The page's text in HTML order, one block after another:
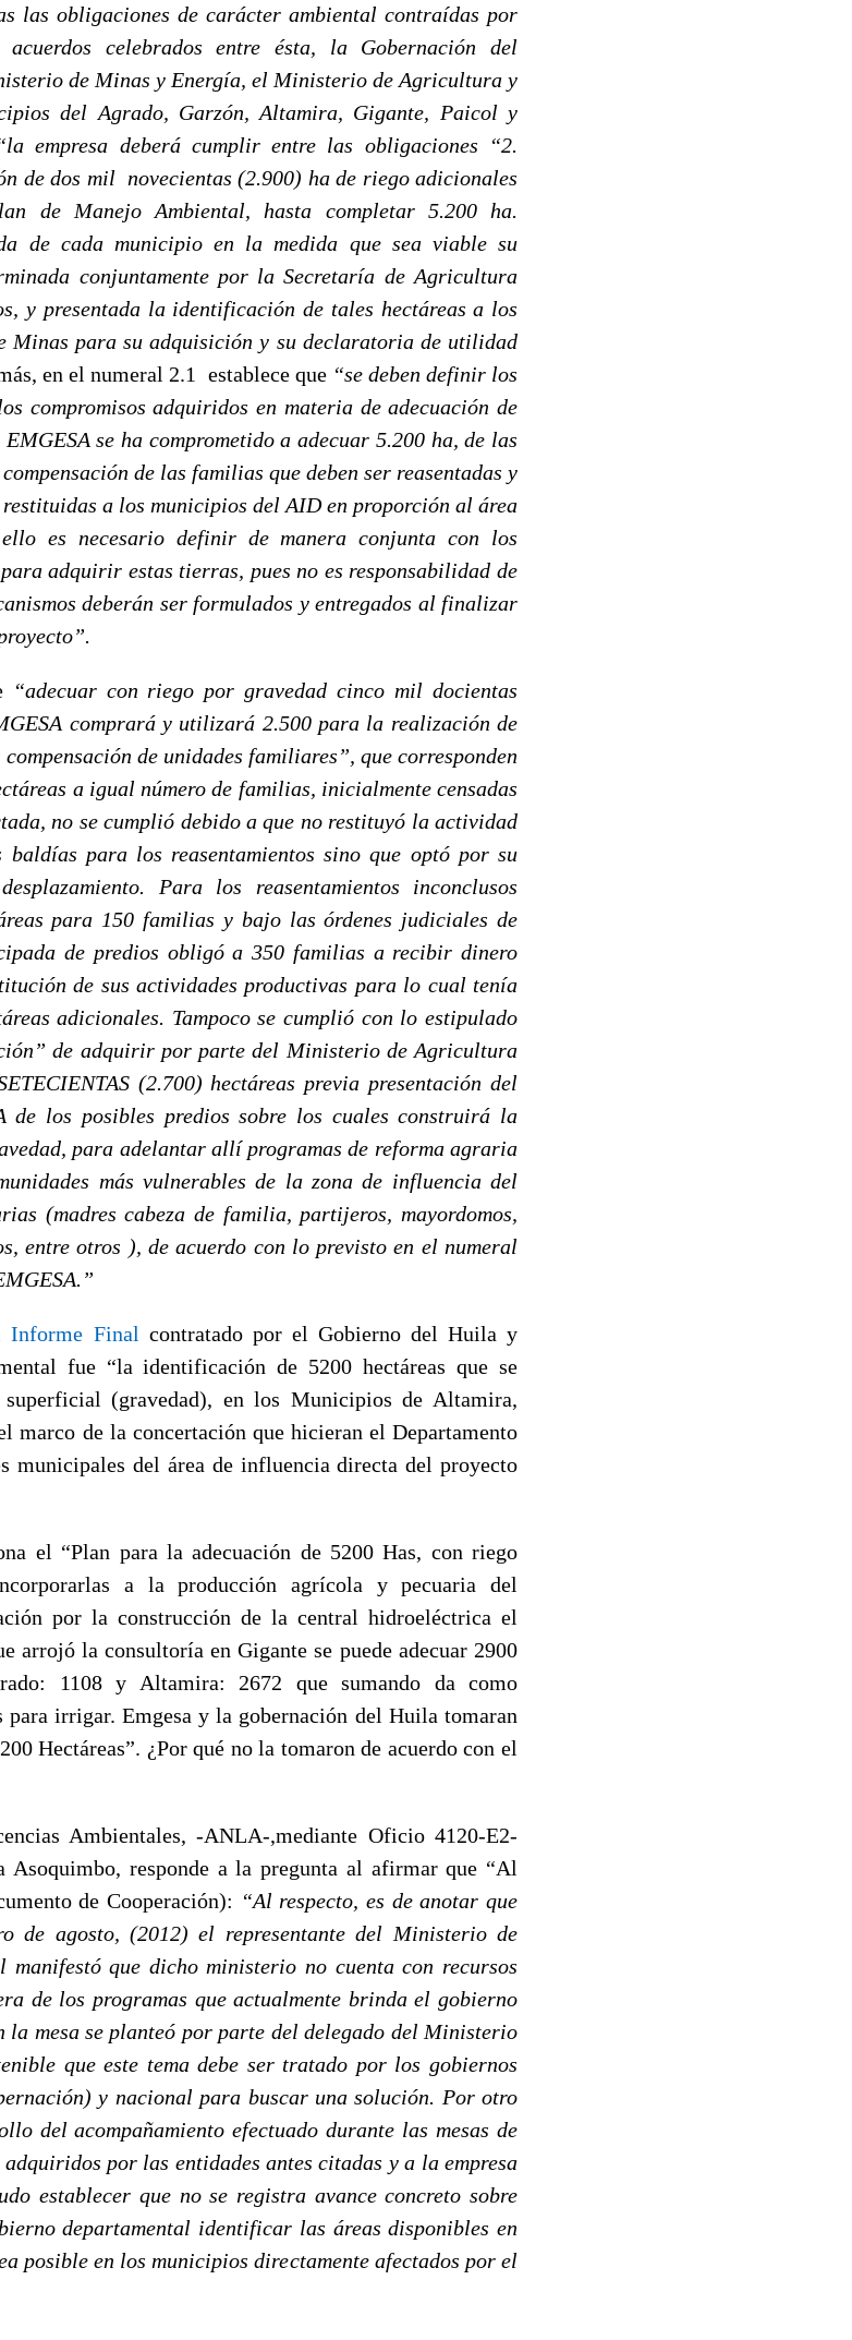
las obligaciones de carácter ambiental contraídas por
celebrados entre ésta, la Gobernación del
de Minas y Energía, el Ministerio de Agricultura y
del Agrado, Garzón, Altamira, Gigante, Paicol y
empresa deberá cumplir entre las obligaciones “2.
de dos mil novecientas (2.900) ha de riego adicionales
de Manejo Ambiental, hasta completar 5.200 ha.
de cada municipio en la medida que sea viable su
conjuntamente por la Secretaría de Agricultura
y presentada la identificación de tales hectáreas a los
Minas para su adquisición y su declaratoria de utilidad
en el numeral 2.1 establece que “se deben definir los
compromisos adquiridos en materia de adecuación de
se ha comprometido a adecuar 5.200 ha, de las
de las familias que deben ser reasentadas y
restituidas a los municipios del AID en proporción al área
es necesario definir de manera conjunta con los
adquirir estas tierras, pues no es responsabilidad de
deberán ser formulados y entregados al finalizar
“adecuar con riego por gravedad cinco mil docientas
comprará y utilizará 2.500 para la realización de
de unidades familiares”, que corresponden
a igual número de familias, inicialmente censadas
no se cumplió debido a que no restituyó la actividad
para los reasentamientos sino que optó por su
Para los reasentamientos inconclusos
para 150 familias y bajo las órdenes judiciales de
de predios obligó a 350 familias a recibir dinero
de sus actividades productivas para lo cual tenía
adicionales. Tampoco se cumplió con lo estipulado
de adquirir por parte del Ministerio de Agricultura
(2.700) hectáreas previa presentación del
de los posibles predios sobre los cuales construirá la
para adelantar allí programas de reforma agraria
más vulnerables de la zona de influencia del
(madres cabeza de familia, partijeros, mayordomos,
entre otros ), de acuerdo con lo previsto en el numeral
Informe Final contratado por el Gobierno del Huila y
fue “la identificación de 5200 hectáreas que se
(gravedad), en los Municipios de Altamira,
marco de la concertación que hicieran el Departamento
municipales del área de influencia directa del proyecto
el “Plan para la adecuación de 5200 Has, con riego
a la producción agrícola y pecuaria del
por la construcción de la central hidroeléctrica el
arrojó la consultoría en Gigante se puede adecuar 2900
1108 y Altamira: 2672 que sumando da como
para irrigar. Emgesa y la gobernación del Huila tomaran
Hectáreas”. ¿Por qué no la tomaron de acuerdo con el
Ambientales, -ANLA-,mediante Oficio 4120-E2-
Asoquimbo, responde a la pregunta al afirmar que “Al
de Cooperación): “Al respecto, es de anotar que
de agosto, (2012) el representante del Ministerio de
que dicho ministerio no cuenta con recursos
de los programas que actualmente brinda el gobierno
la mesa se planteó por parte del delegado del Ministerio
que este tema debe ser tratado por los gobiernos
y nacional para buscar una solución. Por otro
del acompañamiento efectuado durante las mesas de
por las entidades antes citadas y a la empresa
establecer que no se registra avance concreto sobre
departamental identificar las áreas disponibles en
posible en los municipios directamente afectados por el